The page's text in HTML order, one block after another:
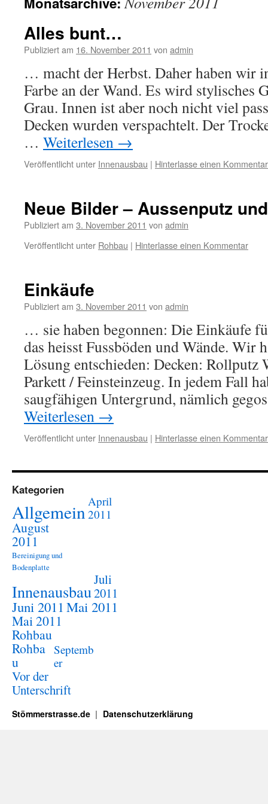
Alles bunt…
Publiziert am 16. November 2011 von admin
… macht der Herbst. Daher haben wir
Farbe an der Wand. Es wird stylisches
Grau. Innen ist aber noch nicht viel
Decken wurden verspachtelt. Der
… Weiterlesen →
Veröffentlicht unter Innenausbau | Hinterlasse einen Kommentar
Neue Bilder – Aussenputz
Publiziert am 3. November 2011 von admin
Veröffentlicht unter Rohbau | Hinterlasse einen Kommentar
Einkäufe
Publiziert am 3. November 2011 von admin
… sie haben begonnen: Die Einkäufe
das heisst Fussböden und Wände. Wir
Lösung entschieden: Decken: Rollputz
Parkett / Feinsteinzeug. In jedem Fall
saugfähigen Untergrund, nämlich
Weiterlesen →
Veröffentlicht unter Innenausbau | Hinterlasse einen Kommentar
Kategorien
AllgemeinApril
2011
August
2011
Bereinigung und
Bodenplatte
Innenausbau
Juli
2011
Juni 2011 Mai 2011
Mai 2011
Rohbau
Rohba
u
Septemb
er
Vor der
Unterschrift
Stömmerstrasse.de Datenschutzerklärung